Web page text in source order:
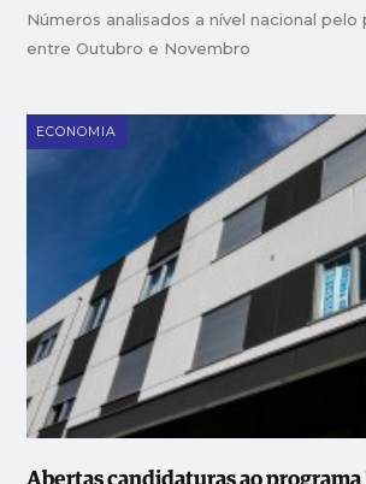
Números analisados a nível nacional
entre Outubro e Novembro
ECONOMIA